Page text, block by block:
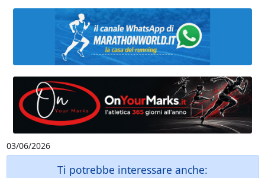
03/06/2026
Ti potrebbe interessare anche: